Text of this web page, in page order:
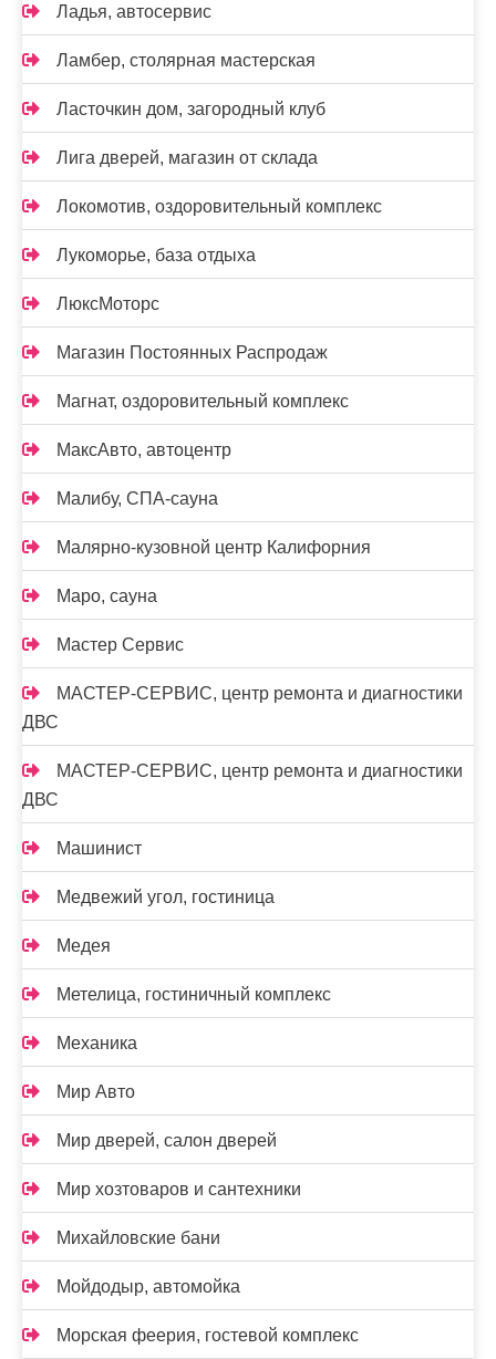
Ладья, автосервис
Ламбер, столярная мастерская
Ласточкин дом, загородный клуб
Лига дверей, магазин от склада
Локомотив, оздоровительный комплекс
Лукоморье, база отдыха
ЛюксМоторс
Магазин Постоянных Распродаж
Магнат, оздоровительный комплекс
МаксАвто, автоцентр
Малибу, СПА-сауна
Малярно-кузовной центр Калифорния
Маро, сауна
Мастер Сервис
МАСТЕР-СЕРВИС, центр ремонта и диагностики
ДВС
МАСТЕР-СЕРВИС, центр ремонта и диагностики
ДВС
Машинист
Медвежий угол, гостиница
Медея
Метелица, гостиничный комплекс
Механика
Мир Авто
Мир дверей, салон дверей
Мир хозтоваров и сантехники
Михайловские бани
Мойдодыр, автомойка
Морская феерия, гостевой комплекс